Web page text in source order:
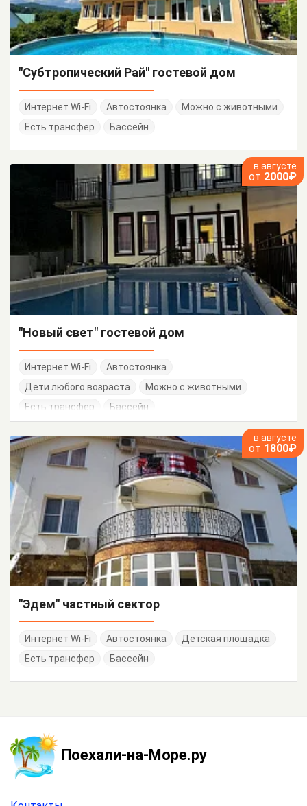
"Субтропический Рай" гостевой дом
Интернет Wi-Fi Автостоянка
Можно с животными
Есть трансфер
Бассейн
в августе
от 2000₽
"Новый свет" гостевой дом
Интернет Wi-Fi
Автостоянка
Дети любого возраста
Можно с животными
Есть трансфер
Бассейн
в августе
от 1800₽
"Эдем" частный сектор
Интернет Wi-Fi Автостоянка
Детская площадка
Есть трансфер
Бассейн
Поехали-на-Море.ру